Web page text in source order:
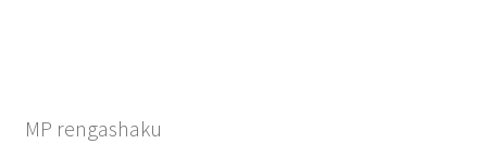
MP rengashaku